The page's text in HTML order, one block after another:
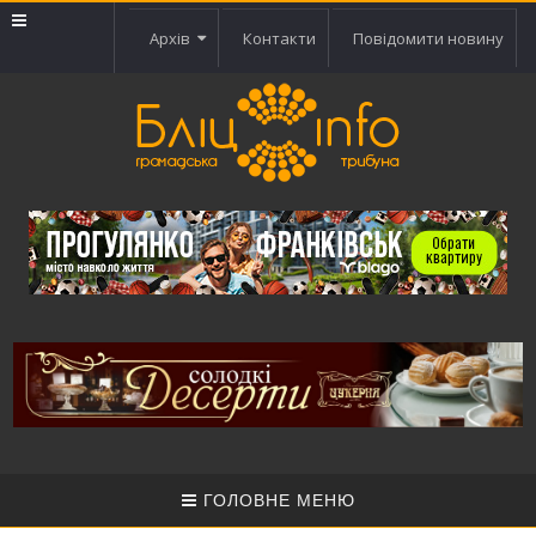
Архів Контакти Повідомити новину
ГОЛОВНЕ МЕНЮ